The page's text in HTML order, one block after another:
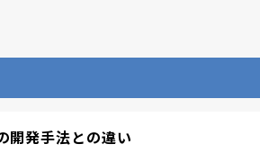
開発手法との違い